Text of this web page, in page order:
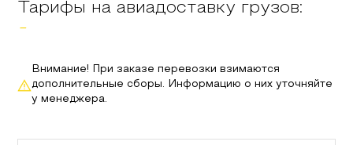
Тарифы на авиадоставку грузов:
-
Внимание! При заказе перевозки взимаются
дополнительные сборы. Информацию о них уточняйте
у менеджера.